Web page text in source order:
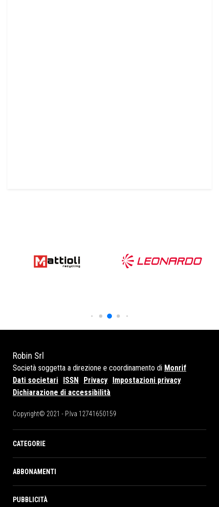
Robin Srl
Società soggetta a direzione e coordinamento di Monrif
Dati societari
ISSN Privacy
Impostazioni privacy
Dichiarazione di accessibilità
Copyright© 2021 - P.Iva 12741650159
CATEGORIE
ABBONAMENTI
PUBBLICITÀ